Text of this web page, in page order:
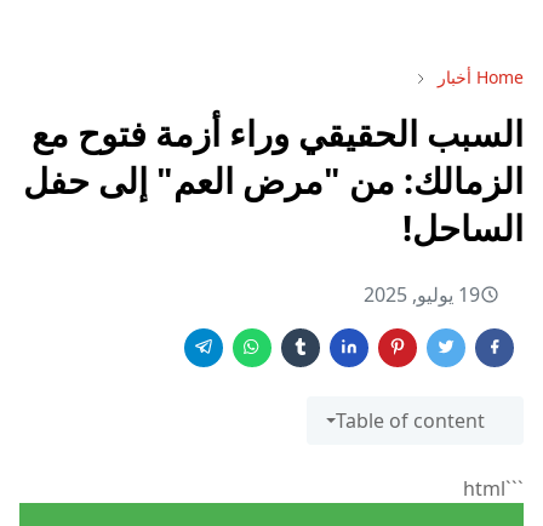
Home أخبار
السبب الحقيقي وراء أزمة فتوح مع
الزمالك: من "مرض العم" إلى حفل
الساحل!
19 يوليو, 2025
Table of content
```html